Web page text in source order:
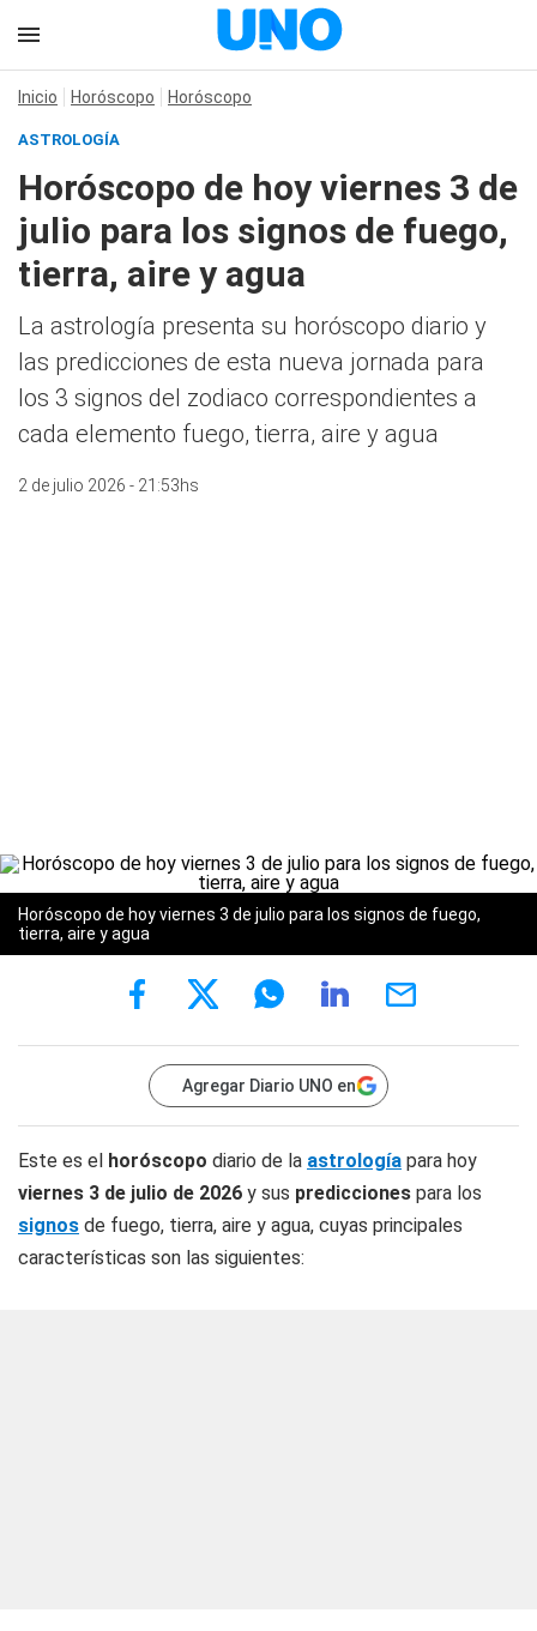
Inicio Horóscopo Horóscopo
ASTROLOGÍA
Horóscopo de hoy viernes 3 de
julio para los signos de fuego,
tierra, aire y agua
La astrología presenta su horóscopo diario y
las predicciones de esta nueva jornada para
los 3 signos del zodiaco correspondientes a
cada elemento fuego, tierra, aire y agua
2 de julio 2026 - 21:53hs
Horóscopo de hoy viernes 3 de julio para los signos de fuego,
tierra, aire y agua
Agregar Diario UNO en
Este es el horóscopo diario de la astrología para hoy
viernes 3 de julio de 2026 y sus predicciones para los
signos de fuego, tierra, aire y agua, cuyas principales
características son las siguientes: